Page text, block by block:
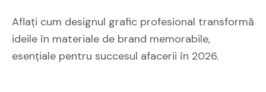
Aflați cum designul grafic profesional transformă
ideile în materiale de brand memorabile,
esențiale pentru succesul afacerii în 2026.